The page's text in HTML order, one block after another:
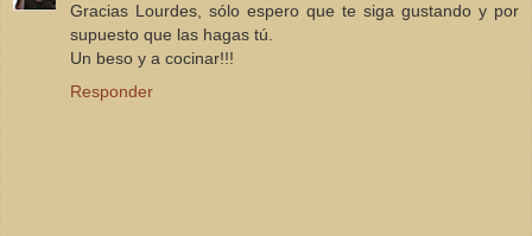
Gracias Lourdes, sólo espero que te siga gustando y por
supuesto que las hagas tú.
Un beso y a cocinar!!!
Responder